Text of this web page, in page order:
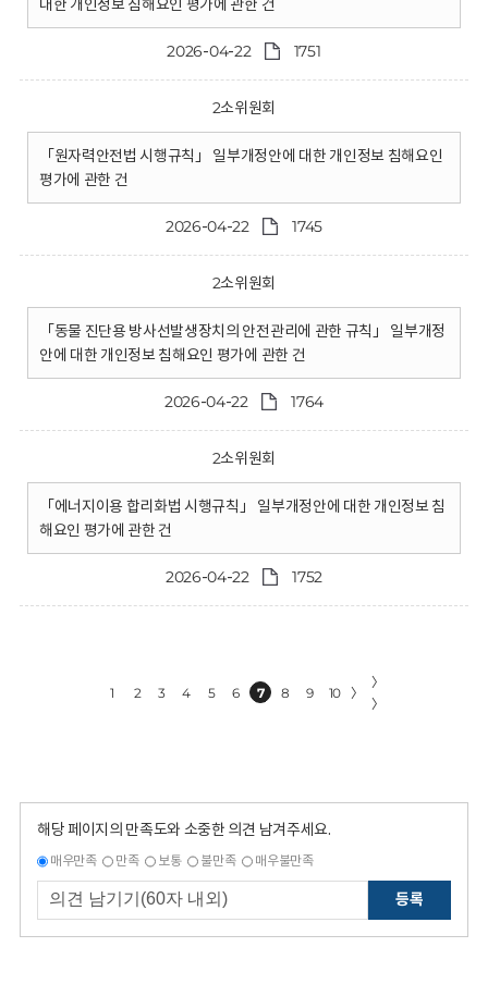
대한 개인정보 침해요인 평가에 관한 건
2026-04-22 1751
2소위원회
「원자력안전법 시행규칙」 일부개정안에 대한 개인정보 침해요인
평가에 관한 건
2026-04-22 1745
2소위원회
「동물 진단용 방사선발생장치의 안전관리에 관한 규칙」 일부개정
안에 대한 개인정보 침해요인 평가에 관한 건
2026-04-22 1764
2소위원회
「에너지이용 합리화법 시행규칙」 일부개정안에 대한 개인정보 침
해요인 평가에 관한 건
2026-04-22 1752
1 2 3 4 5 6 7 8 9 10 〉
〉
〉
해당 페이지의 만족도와 소중한 의견 남겨주세요.
매우만족 만족 보통 불만족 매우불만족
등록